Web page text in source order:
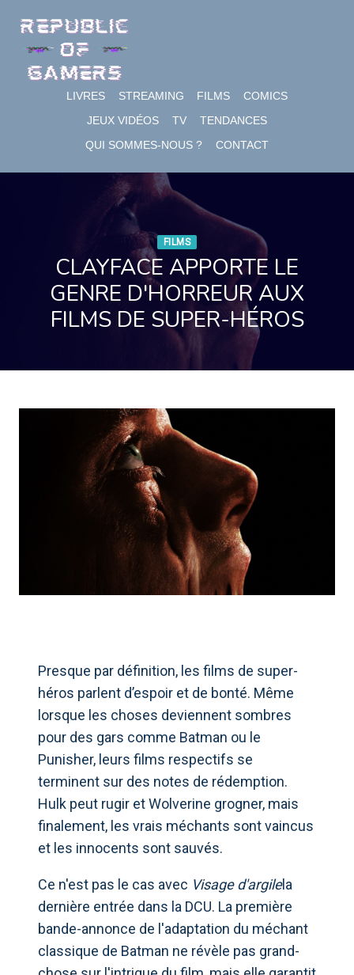
content
LIVRES STREAMING FILMS
COMICS
JEUX VIDÉOS
TV
TENDANCES
QUI SOMMES-NOUS ?
CONTACT
FILMS
CLAYFACE APPORTE LE
GENRE D'HORREUR AUX
FILMS DE SUPER-HÉROS
Presque par définition, les films de super-
héros parlent d’espoir et de bonté. Même
lorsque les choses deviennent sombres
pour des gars comme Batman ou le
Punisher, leurs films respectifs se
terminent sur des notes de rédemption.
Hulk peut rugir et Wolverine grogner, mais
finalement, les vrais méchants sont vaincus
et les innocents sont sauvés.
Ce n'est pas le cas avec Visage d'argilela
dernière entrée dans la DCU. La première
bande-annonce de l'adaptation du méchant
classique de Batman ne révèle pas grand-